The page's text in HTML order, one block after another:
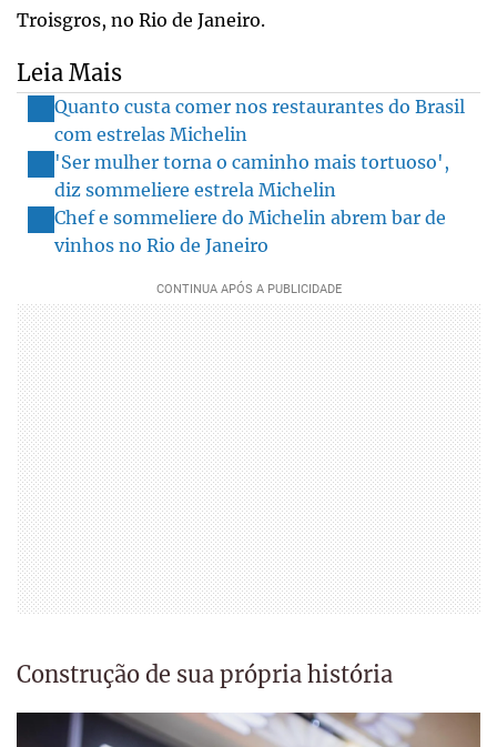
Troisgros, no Rio de Janeiro.
Leia Mais
Quanto custa comer nos restaurantes do Brasil
com estrelas Michelin
'Ser mulher torna o caminho mais tortuoso',
diz sommeliere estrela Michelin
Chef e sommeliere do Michelin abrem bar de
vinhos no Rio de Janeiro
Construção de sua própria história